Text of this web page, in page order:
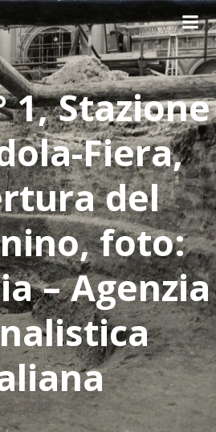
to
content
1, Stazione
Fiera,
del
foto:
– Agenzia